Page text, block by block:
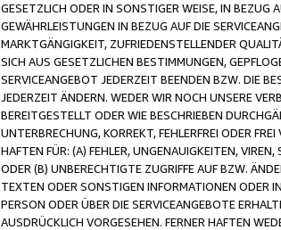
GESETZLICH ODER IN SONSTIGER WEISE, IN BEZUG
GEWÄHRLEISTUNGEN IN BEZUG AUF DIE
MARKTGÄNGIGKEIT, ZUFRIEDENSTELLENDER
SICH AUS GESETZLICHEN BESTIMMUNGEN,
SERVICEANGEBOT JEDERZEIT BEENDEN BZW. DIE
JEDERZEIT ÄNDERN. WEDER WIR NOCH UNSERE
BEREITGESTELLT ODER WIE BESCHRIEBEN
UNTERBRECHUNG, KORREKT, FEHLERFREI ODER
HAFTEN FÜR: (A) FEHLER, UNGENAUIGKEITEN,
ODER (B) UNBERECHTIGTE ZUGRIFFE AUF BZW.
TEXTEN ODER SONSTIGEN INFORMATIONEN ODER
PERSON ODER ÜBER DIE SERVICEANGEBOTE
AUSDRÜCKLICH VORGESEHEN. FERNER HAFTEN